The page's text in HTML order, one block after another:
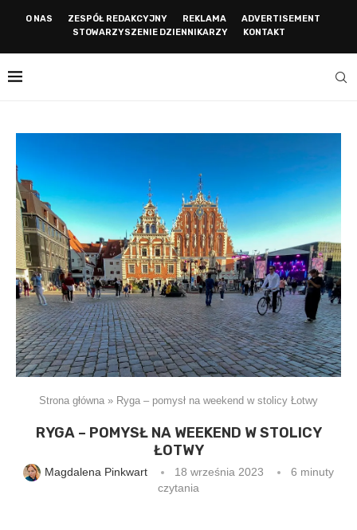
O NAS ZESPÓŁ REDAKCYJNY REKLAMA
ADVERTISEMENT
STOWARZYSZENIE DZIENNIKARZY
KONTAKT
Strona główna » Ryga – pomysł na weekend w stolicy Łotwy
RYGA – POMYSŁ NA WEEKEND W STOLICY
ŁOTWY
Magdalena Pinkwart 18 września 2023
6 minuty
czytania